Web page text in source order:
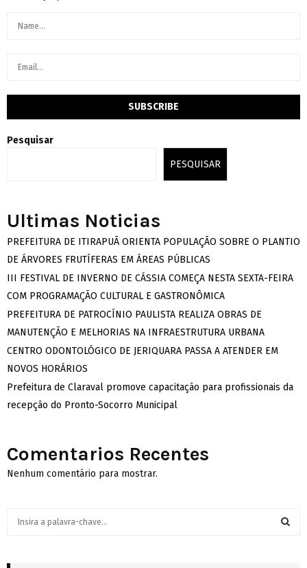
Pesquisar
PESQUISAR
Ultimas Noticias
PREFEITURA DE ITIRAPUÃ ORIENTA POPULAÇÃO SOBRE O PLANTIO
DE ÁRVORES FRUTÍFERAS EM ÁREAS PÚBLICAS
III FESTIVAL DE INVERNO DE CÁSSIA COMEÇA NESTA SEXTA-FEIRA
COM PROGRAMAÇÃO CULTURAL E GASTRONÔMICA
PREFEITURA DE PATROCÍNIO PAULISTA REALIZA OBRAS DE
MANUTENÇÃO E MELHORIAS NA INFRAESTRUTURA URBANA
CENTRO ODONTOLÓGICO DE JERIQUARA PASSA A ATENDER EM
NOVOS HORÁRIOS
Prefeitura de Claraval promove capacitação para profissionais da
recepção do Pronto-Socorro Municipal
Comentarios Recentes
Nenhum comentário para mostrar.